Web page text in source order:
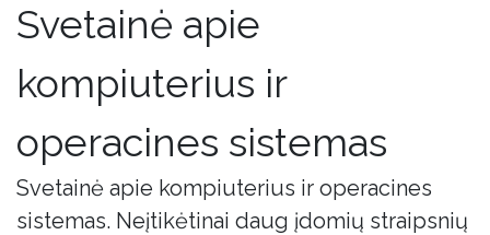
Svetainė apie
kompiuterius ir
operacines sistemas
Svetainė apie kompiuterius ir operacines
sistemas. Neįtikėtinai daug įdomių straipsnių